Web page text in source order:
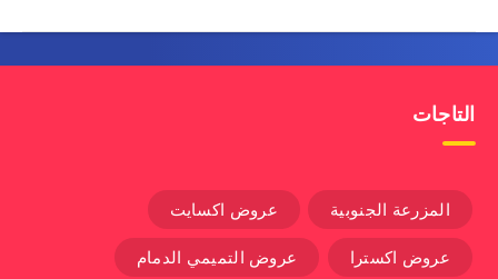
التاجات
المزرعة الجنوبية عروض اكسايت
عروض اكسترا عروض التميمي الدمام